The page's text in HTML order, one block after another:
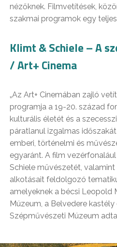
nézőknek. Filmvetítések,
szakmai programok egy teljes
Klimt & Schiele – A
/ Art+ Cinema
„Az Art+ Cinemában zajló
programja a 19-20. század
kulturális életét és a
páratlanul izgalmas
emberi, történelmi és
egyaránt. A film
Schiele művészetét, valamint
alkotásait feldolgozó
amelyeknek a bécsi Leopold
Múzeum, a Belvedere kastély
Szépművészeti Múzeum